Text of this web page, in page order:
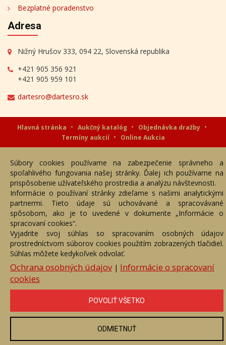
Bezplatné poradenstvo
Adresa
Nižný Hrušov 333, 094 22, Slovenská republika
+421 905 356 921
+421 905 959 101
dartesro@dartesro.sk
Hlavná stránka Aukčný katalóg
Objednávka dražby
Termíny aukcií
Online Aukcia
Akékoľvek používanie obrazových a textových súčastí tejto stránky je
podmienené výslovným súhlasom jej vlastníka. Všetky práva sú
vyhradené.
Súbory cookies používame na zabezpečenie správneho a
spoľahlivého fungovania našej stránky. Ďalej ich používame na
prispôsobenie užívateľského prostredia a analýzu návštevnosti.
Informácie o používaní stránky zdieľame s našimi analytickými
partnermi. Tieto údaje sú uchovávané a spracovávané
spôsobom, ako je to uvedené v dokumente „Informácie o
spracovaní cookies“.
Vyjadrite svoj súhlas so spracovaním osobných údajov
prostredníctvom súborov cookies použitím zobrazených tlačidiel.
Súhlas môžete kedykoľvek odvolať.
Ochrana osobných údajov| Informácie o spracovaní
cookies
POVOLIŤ VŠETKO
ODMIETNUŤ